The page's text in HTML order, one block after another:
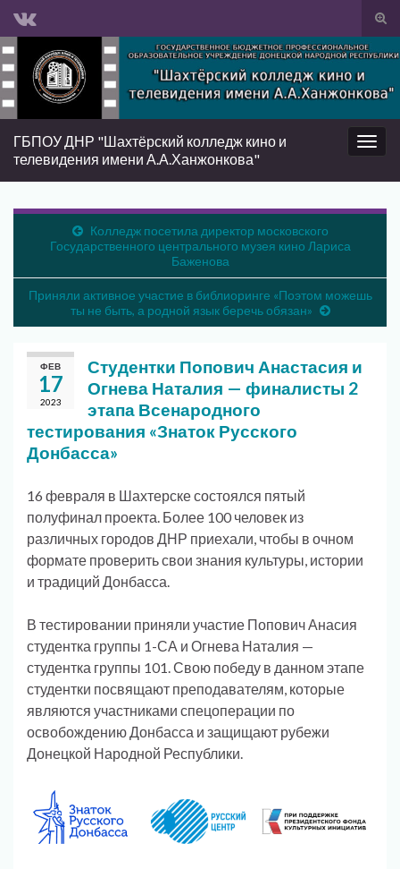
Вкл/
Search for:
Вкл/
ГБПОУ ДНР "Шахтёрский колледж кино и
телевидения имени А.А.Ханжонкова"
Колледж посетила директор московского
Государственного центрального музея кино Лариса
Баженова
Приняли активное участие в библиоринге «Поэтом можешь
ты не быть, а родной язык беречь обязан»
ФЕВ
17
2023
Студентки Попович Анастасия и
Огнева Наталия — финалисты 2
этапа Всенародного
тестирования «Знаток Русского
Донбасса»
16 февраля в Шахтерске состоялся пятый
полуфинал проекта. Более 100 человек из
различных городов ДНР приехали, чтобы в очном
формате проверить свои знания культуры, истории
и традиций Донбасса.
В тестировании приняли участие Попович Анасия
студентка группы 1-СА и Огнева Наталия —
студентка группы 101. Свою победу в данном этапе
студентки посвящают преподавателям, которые
являются участниками спецоперации по
освобождению Донбасса и защищают рубежи
Донецкой Народной Республики.